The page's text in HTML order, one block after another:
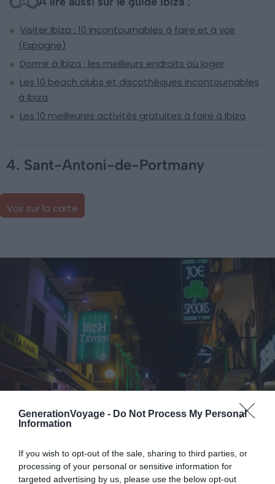
GenerationVoyage - Do Not Process My Personal
Information
If you wish to opt-out of the sale, sharing to third parties, or
processing of your personal or sensitive information for
targeted advertising by us, please use the below opt-out
Visiter Ibiza : 10 incontournables à faire et à voir
(Espagne)
Dormir à Ibiza : les meilleurs endroits où loger
Les 10 beach clubs et discothèques incontournables
à Ibiza
Les 10 meilleures activités gratuites à faire à Ibiza
4. Sant-Antoni-de-Portmany
Voir sur la carte
Crédit photo : Shutterstock – Fizzik
Autre salle, autre ambiance ! À Sant-Antoni-de-